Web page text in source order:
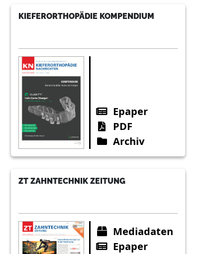
KIEFERORTHOPÄDIE KOMPENDIUM
Epaper
PDF
Archiv
ZT ZAHNTECHNIK ZEITUNG
Mediadaten
Epaper